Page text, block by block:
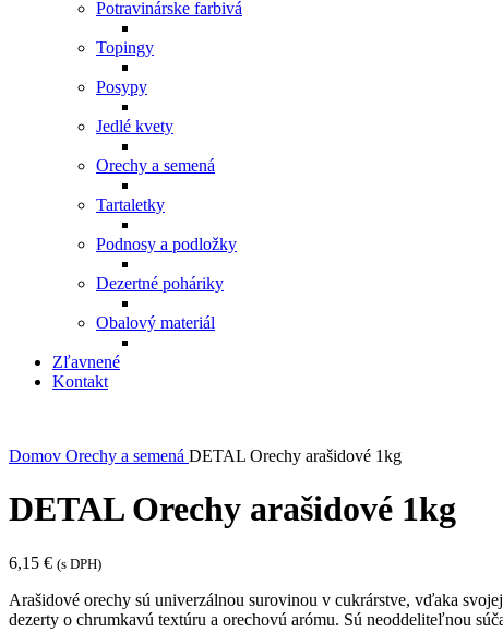
Potravinárske farbivá
Topingy
Posypy
Jedlé kvety
Orechy a semená
Tartaletky
Podnosy a podložky
Dezertné poháriky
Obalový materiál
Zľavnené
Kontakt
Domov Orechy a semená DETAL Orechy arašidové 1kg
DETAL Orechy arašidové 1kg
6,15 € (s DPH)
Arašidové orechy sú univerzálnou surovinou v cukrárstve, vďaka
dezerty o chrumkavú textúru a orechovú arómu. Sú neoddeliteľnou